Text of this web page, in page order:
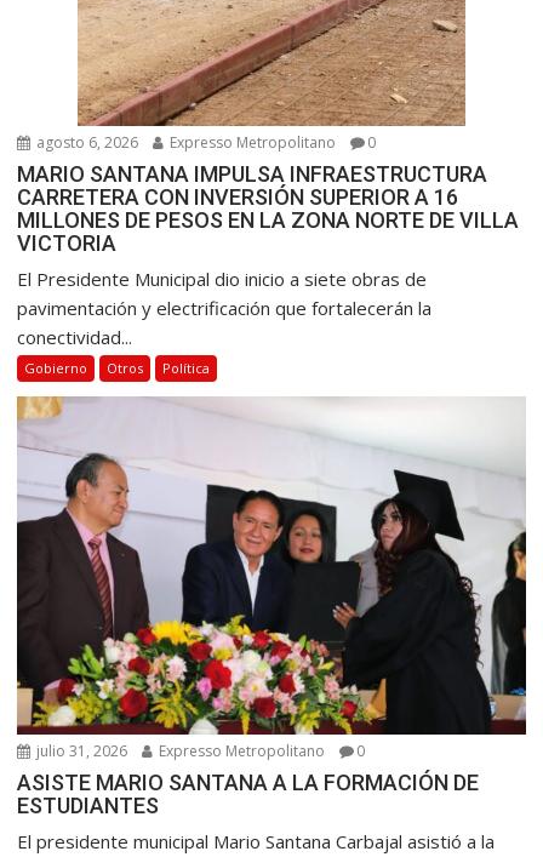
agosto 6, 2026 Expresso Metropolitano 0
MARIO SANTANA IMPULSA INFRAESTRUCTURA
CARRETERA CON INVERSIÓN SUPERIOR A 16
MILLONES DE PESOS EN LA ZONA NORTE DE VILLA
VICTORIA
El Presidente Municipal dio inicio a siete obras de
pavimentación y electrificación que fortalecerán la
conectividad...
Gobierno Otros Política
julio 31, 2026 Expresso Metropolitano 0
ASISTE MARIO SANTANA A LA FORMACIÓN DE
ESTUDIANTES
El presidente municipal Mario Santana Carbajal asistió a la